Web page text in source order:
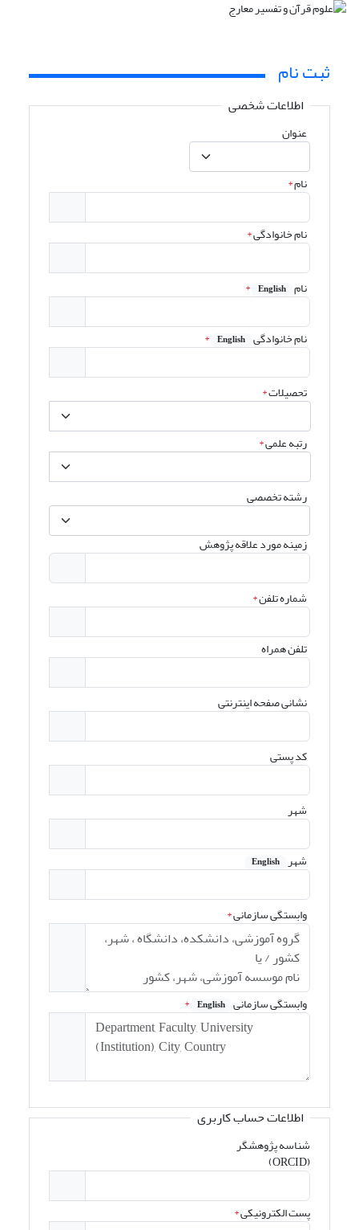
ثبت نام
اطلاعات شخصی
عنوان
نام*
نام خانوادگی*
نام English
*
نام خانوادگی English
*
تحصیلات*
رتبه علمی*
رشته تخصصی
زمینه مورد علاقه پژوهش
شماره تلفن*
تلفن همراه
نشانی صفحه اینترنتی
کد پستی
شهر
شهر English
وابستگی سازمانی*
وابستگی سازمانی English
*
اطلاعات حساب کاربری
شناسه پژوهشگر
(ORCID)
پست الکترونیکی*